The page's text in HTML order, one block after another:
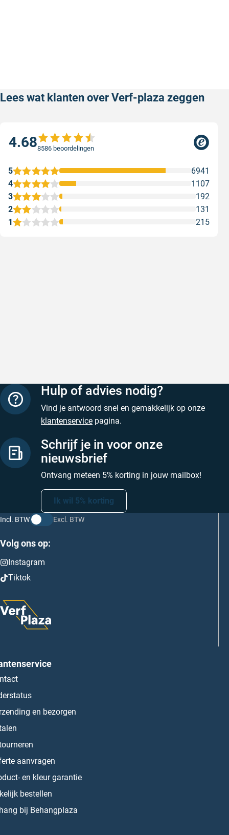
Lees wat klanten over Verf-plaza zeggen
4.688586 beoordelingen
1 215
2 131
3 192
4 1107
5 6941
Hulp of advies nodig?
Vind je antwoord snel en gemakkelijk op onze
klantenservice pagina.
Schrijf je in voor onze
nieuwsbrief
Ontvang meteen 5% korting in jouw mailbox!
Ik wil 5% korting
Incl. BTW Excl. BTW
Volg ons op:
Instagram
Tiktok
en bezorgen
aanvragen
en kleur garantie
bestellen
bij Behangplaza